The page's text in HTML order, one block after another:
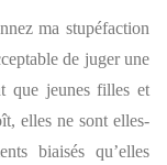
ma stupéfaction
de juger une
que jeunes filles et
elles ne sont elles-
biaisés qu’elles